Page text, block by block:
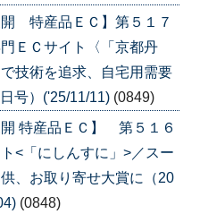
開 特産品ＥＣ】第５１７
ＥＣサイト〈「京都丹
技術を追求、自宅用需要
号）('25/11/11) (0849)
開 特産品ＥＣ】 第５１６
<「にしんすに」>／スー
、お取り寄せ大賞に（20
(0848)